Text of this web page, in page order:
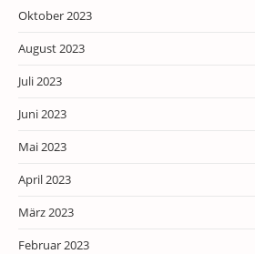
Oktober 2023
August 2023
Juli 2023
Juni 2023
Mai 2023
April 2023
März 2023
Februar 2023